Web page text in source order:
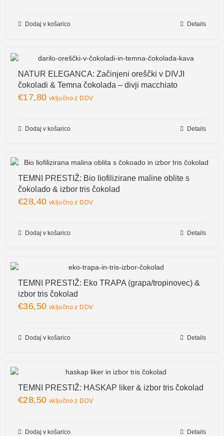
Dodaj v košarico Details
NATUR ELEGANCA: Začinjeni oreščki v DIVJI
čokoladi & Temna čokolada – divji macchiato
€17,80 vključno z DDV
Dodaj v košarico Details
TEMNI PRESTIŽ: Bio liofilizirane maline oblite s
čokolado & izbor tris čokolad
€28,40 vključno z DDV
Dodaj v košarico Details
TEMNI PRESTIŽ: Eko TRAPA (grapa/tropinovec) &
izbor tris čokolad
€36,50 vključno z DDV
Dodaj v košarico Details
TEMNI PRESTIŽ: HASKAP liker & izbor tris čokolad
€28,50 vključno z DDV
Dodaj v košarico Details